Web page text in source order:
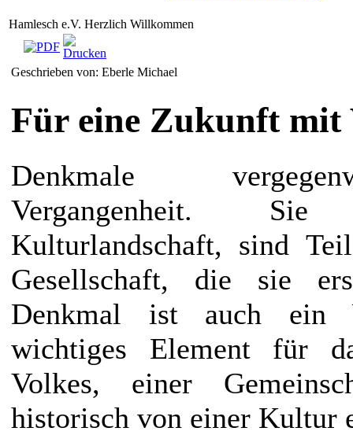
Hamlesch e.V. Herzlich Willkommen
Geschrieben von: Eberle Michael
Für eine Zukunft mit
Denkmale
Vergangenheit.
Kulturlandschaft, sind
Gesellschaft, die sie
Denkmal ist auch ein
wichtiges Element für
Volkes, einer
historisch von einer Kultur